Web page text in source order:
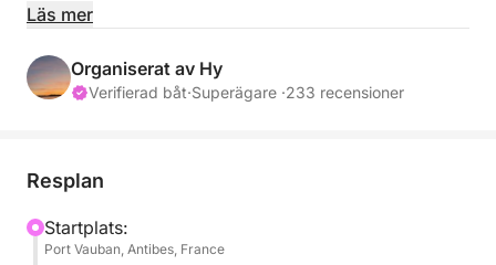
Segla längs kusten, låt dig vaggas av vågorna och
över Medelhavet.
lovar denna solnedgångsresa lugn, skönhet och total
Våra priser gäller för:
Läs mer
Organiserat av Hy
Verifierad båt·Superägare ·233 recensioner
Resplan
Startplats:
Port Vauban, Antibes, France